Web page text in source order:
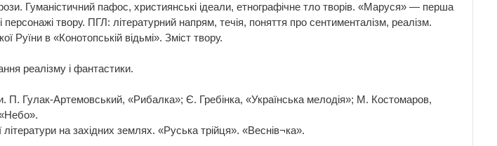
Гуманістичний пафос, християнські ідеали, етнографічне тло творів. «Маруся» — перша
персонажі твору. ПГЛ: літературний напрям, течія, поняття про сентименталізм, реалізм.
Руїни в «Конотопській відьмі». Зміст твору.
реалізму і фантастики.
Гулак-Артемовський, «Рибалка»; Є. Гребінка, «Українська мелодія»; М. Костомаров,
на західних землях. «Руська трійця». «Веснів¬ка».